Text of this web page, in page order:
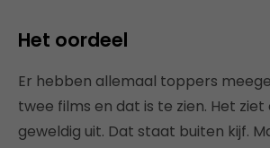
Het oordeel
Er hebben allemaal toppers
twee films en dat is te zien. Het
geweldig uit. Dat staat buiten kijf.